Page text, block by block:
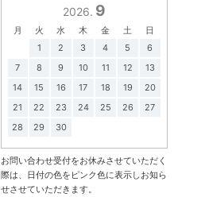
2026. 9
月 火 水 木 金 土
日
1
2 3 4 5
6
7
8 9 10 11 12
13
14
15 16 17 18 19
20
21
22 23 24 25 26
27
28
29 30
お問い合わせ受付をお休みさせていただく
際は、日付の色をピンク色に表示しお知ら
せさせていただきます。